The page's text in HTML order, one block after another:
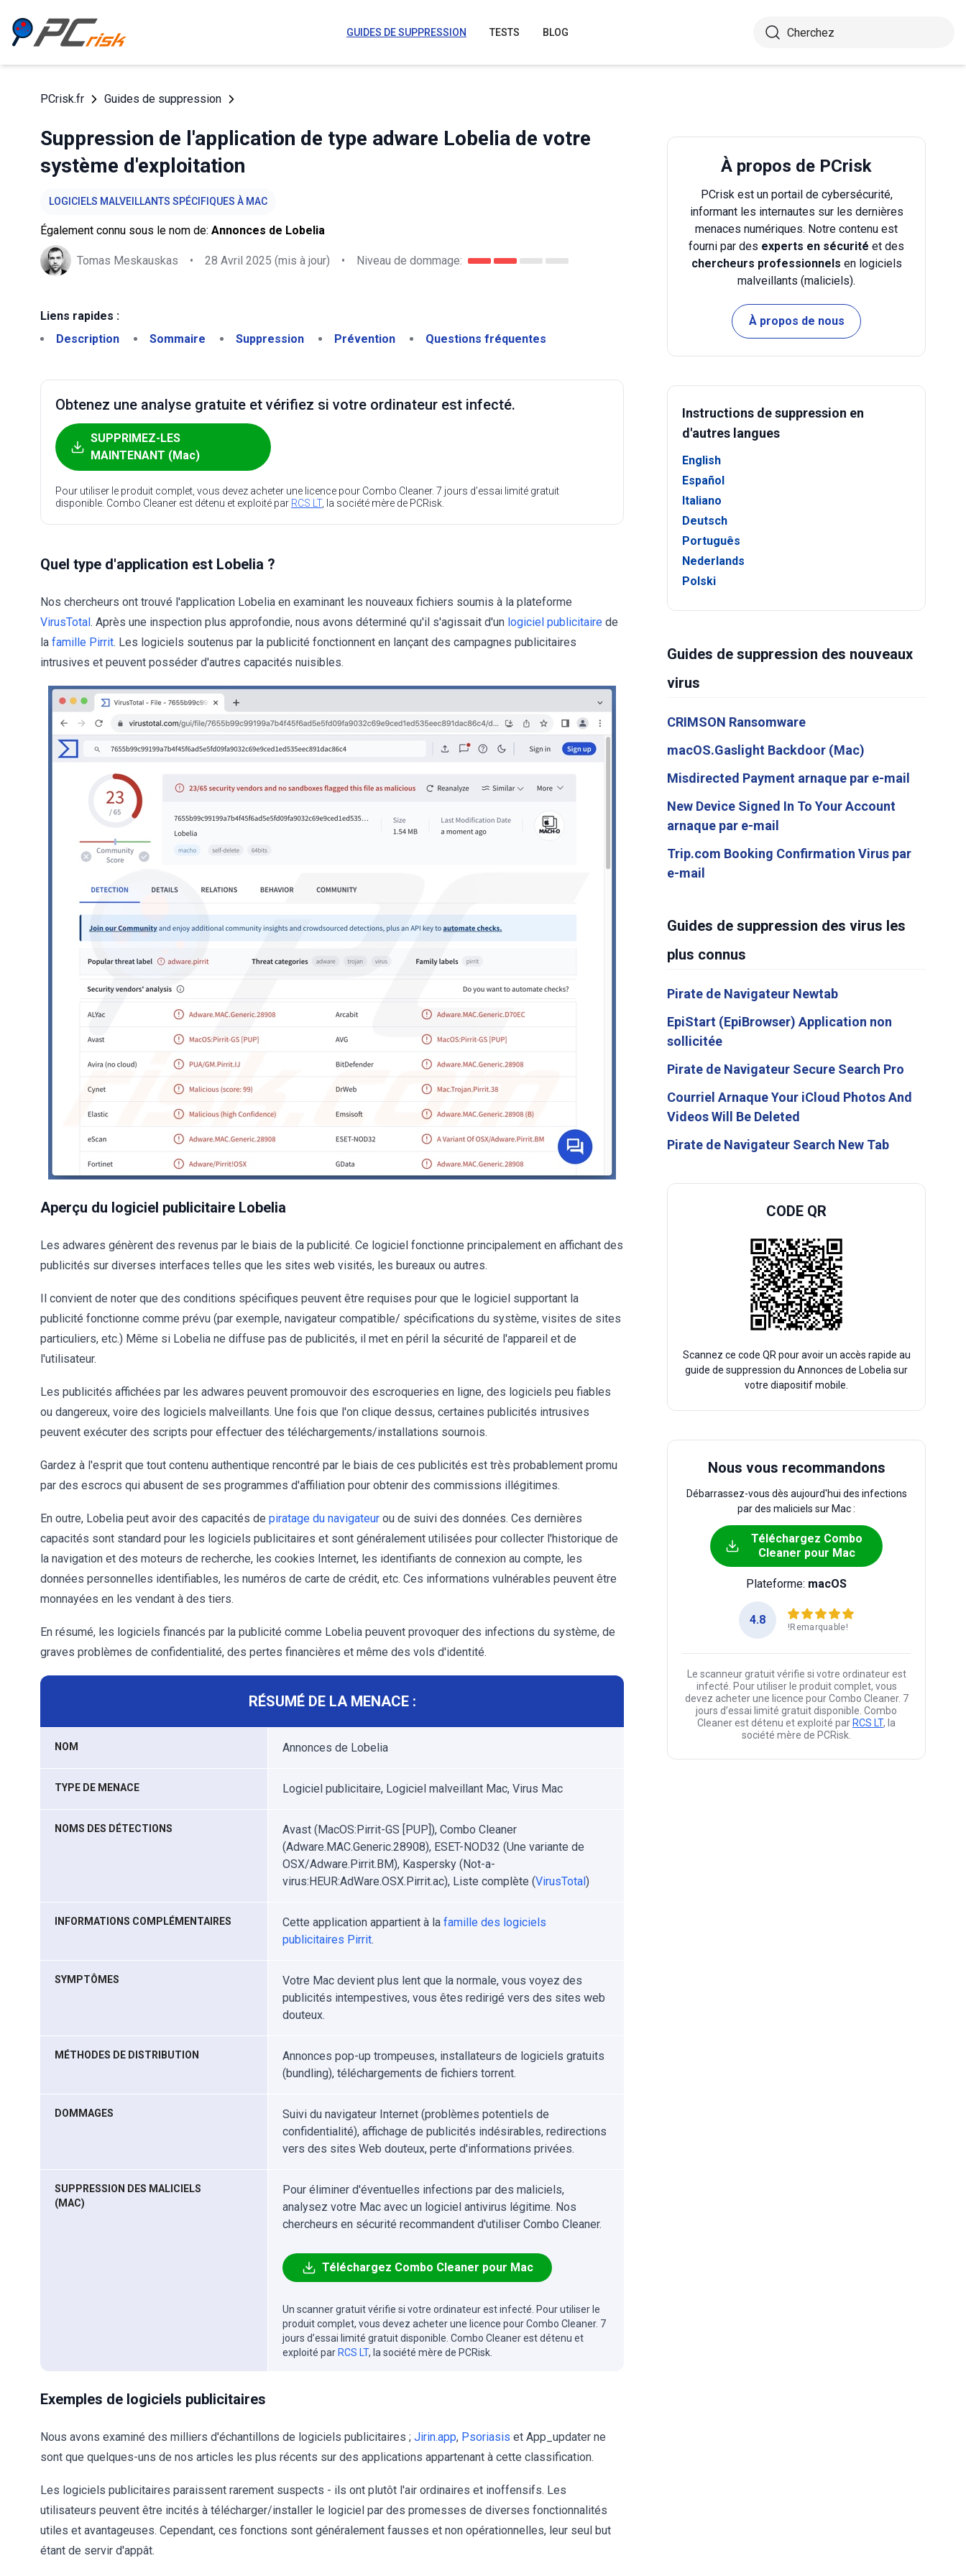
GUIDES DE SUPPRESSION TESTS BLOG
PCrisk.fr Guides de suppression
Suppression de l'application de type adware Lobelia de votre
système d'exploitation
LOGICIELS MALVEILLANTS SPÉCIFIQUES À MAC
Également connu sous le nom de: Annonces de Lobelia
Tomas Meskauskas • 28 Avril 2025 (mis à jour) • Niveau de dommage:
Liens rapides :
Description
Sommaire Suppression Prévention Questions fréquentes
Obtenez une analyse gratuite et vérifiez si votre ordinateur est infecté.
SUPPRIMEZ-LES
MAINTENANT (Mac)
Pour utiliser le produit complet, vous devez acheter une licence pour Combo Cleaner. 7 jours d’essai limité gratuit
disponible. Combo Cleaner est détenu et exploité par RCS LT, la société mère de PCRisk.
Quel type d'application est Lobelia ?
Nos chercheurs ont trouvé l'application Lobelia en examinant les nouveaux fichiers soumis à la plateforme
VirusTotal. Après une inspection plus approfondie, nous avons déterminé qu'il s'agissait d'un logiciel publicitaire de
la famille Pirrit. Les logiciels soutenus par la publicité fonctionnent en lançant des campagnes publicitaires
intrusives et peuvent posséder d'autres capacités nuisibles.
Aperçu du logiciel publicitaire Lobelia
Les adwares génèrent des revenus par le biais de la publicité. Ce logiciel fonctionne principalement en affichant des
publicités sur diverses interfaces telles que les sites web visités, les bureaux ou autres.
Il convient de noter que des conditions spécifiques peuvent être requises pour que le logiciel supportant la
publicité fonctionne comme prévu (par exemple, navigateur compatible/ spécifications du système, visites de sites
particuliers, etc.) Même si Lobelia ne diffuse pas de publicités, il met en péril la sécurité de l'appareil et de
l'utilisateur.
Les publicités affichées par les adwares peuvent promouvoir des escroqueries en ligne, des logiciels peu fiables
ou dangereux, voire des logiciels malveillants. Une fois que l'on clique dessus, certaines publicités intrusives
peuvent exécuter des scripts pour effectuer des téléchargements/installations sournois.
Gardez à l'esprit que tout contenu authentique rencontré par le biais de ces publicités est très probablement promu
par des escrocs qui abusent de ses programmes d'affiliation pour obtenir des commissions illégitimes.
En outre, Lobelia peut avoir des capacités de piratage du navigateur ou de suivi des données. Ces dernières
capacités sont standard pour les logiciels publicitaires et sont généralement utilisées pour collecter l'historique de
la navigation et des moteurs de recherche, les cookies Internet, les identifiants de connexion au compte, les
données personnelles identifiables, les numéros de carte de crédit, etc. Ces informations vulnérables peuvent être
monnayées en les vendant à des tiers.
En résumé, les logiciels financés par la publicité comme Lobelia peuvent provoquer des infections du système, de
graves problèmes de confidentialité, des pertes financières et même des vols d'identité.
RÉSUMÉ DE LA MENACE :
NOM Annonces de Lobelia
TYPE DE MENACE Logiciel publicitaire, Logiciel malveillant Mac, Virus Mac
NOMS DES DÉTECTIONS
Avast (MacOS:Pirrit-GS [PUP]), Combo Cleaner
(Adware.MAC.Generic.28908), ESET-NOD32 (Une variante de
OSX/Adware.Pirrit.BM), Kaspersky (Not-a-
virus:HEUR:AdWare.OSX.Pirrit.ac), Liste complète (VirusTotal)
INFORMATIONS COMPLÉMENTAIRES Cette application appartient à la famille des logiciels
publicitaires Pirrit.
SYMPTÔMES
Votre Mac devient plus lent que la normale, vous voyez des
publicités intempestives, vous êtes redirigé vers des sites web
douteux.
MÉTHODES DE DISTRIBUTION
Annonces pop-up trompeuses, installateurs de logiciels gratuits
(bundling), téléchargements de fichiers torrent.
DOMMAGES
Suivi du navigateur Internet (problèmes potentiels de
confidentialité), affichage de publicités indésirables, redirections
vers des sites Web douteux, perte d'informations privées.
SUPPRESSION DES MALICIELS
(MAC)
Pour éliminer d'éventuelles infections par des maliciels,
analysez votre Mac avec un logiciel antivirus légitime. Nos
chercheurs en sécurité recommandent d'utiliser Combo Cleaner.
Téléchargez Combo Cleaner pour Mac
Un scanner gratuit vérifie si votre ordinateur est infecté. Pour utiliser le
produit complet, vous devez acheter une licence pour Combo Cleaner. 7
jours d’essai limité gratuit disponible. Combo Cleaner est détenu et
exploité par RCS LT, la société mère de PCRisk.
Exemples de logiciels publicitaires
Nous avons examiné des milliers d'échantillons de logiciels publicitaires ; Jirin.app, Psoriasis et App_updater ne
sont que quelques-uns de nos articles les plus récents sur des applications appartenant à cette classification.
Les logiciels publicitaires paraissent rarement suspects - ils ont plutôt l'air ordinaires et inoffensifs. Les
utilisateurs peuvent être incités à télécharger/installer le logiciel par des promesses de diverses fonctionnalités
utiles et avantageuses. Cependant, ces fonctions sont généralement fausses et non opérationnelles, leur seul but
étant de servir d'appât.
À propos de PCrisk
PCrisk est un portail de cybersécurité,
informant les internautes sur les dernières
menaces numériques. Notre contenu est
fourni par des experts en sécurité et des
chercheurs professionnels en logiciels
malveillants (maliciels).
À propos de nous
Instructions de suppression en
d'autres langues
English
Español
Italiano
Deutsch
Português
Nederlands
Polski
Guides de suppression des nouveaux
virus
CRIMSON Ransomware
macOS.Gaslight Backdoor (Mac)
Misdirected Payment arnaque par e-mail
New Device Signed In To Your Account
arnaque par e-mail
Trip.com Booking Confirmation Virus par
e-mail
Guides de suppression des virus les
plus connus
Pirate de Navigateur Newtab
EpiStart (EpiBrowser) Application non
sollicitée
Pirate de Navigateur Secure Search Pro
Courriel Arnaque Your iCloud Photos And
Videos Will Be Deleted
Pirate de Navigateur Search New Tab
CODE QR
Scannez ce code QR pour avoir un accès rapide au
guide de suppression du Annonces de Lobelia sur
votre diapositif mobile.
Nous vous recommandons
Débarrassez-vous dès aujourd'hui des infections
par des maliciels sur Mac :
Téléchargez Combo
Cleaner pour Mac
Plateforme: macOS
4.8
!Remarquable!
Le scanneur gratuit vérifie si votre ordinateur est
infecté. Pour utiliser le produit complet, vous
devez acheter une licence pour Combo Cleaner. 7
jours d’essai limité gratuit disponible. Combo
Cleaner est détenu et exploité par RCS LT, la
société mère de PCRisk.